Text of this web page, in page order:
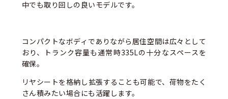
中でも取り回しの良いモデルです。
コンパクトなボディでありながら居住空間は広々として
おり、トランク容量も通常時335Lの十分なスペースを
確保。
リヤシートを格納し拡張することも可能で、荷物をたく
さん積みたい場合にも活躍します。